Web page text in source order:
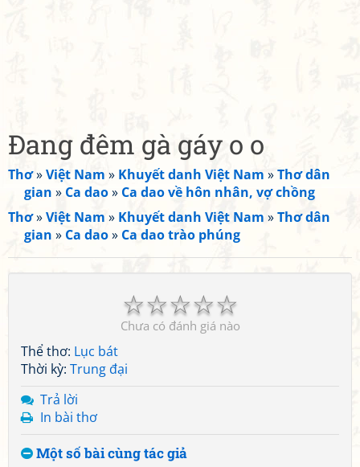
Đang đêm gà gáy o o
Thơ»Việt Nam » Khuyết danh Việt Nam »Thơ dân
gian » Ca dao» Ca dao về hôn nhân, vợ chồng
Thơ»Việt Nam » Khuyết danh Việt Nam »Thơ dân
gian » Ca dao» Ca dao trào phúng
☆
☆
☆
☆
☆
Chưa có đánh giá nào
Thể thơ: Lục bát
Thời kỳ: Trung đại
Trả lời
In bài thơ
Một số bài cùng tác giả